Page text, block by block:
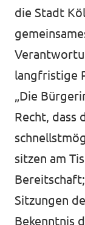
die Stadt
langfristige
„Die
Recht, dass
sitzen am
Sitzungen
Bekenntnis